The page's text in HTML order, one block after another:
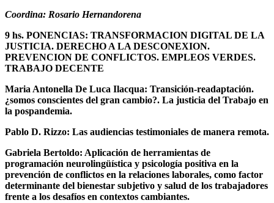
Coordina: Rosario Hernandorena
9 hs. PONENCIAS: TRANSFORMACION DIGITAL DE LA
JUSTICIA. DERECHO A LA DESCONEXION.
PREVENCION DE CONFLICTOS. EMPLEOS VERDES.
TRABAJO DECENTE
Maria Antonella De Luca Ilacqua: Transición-readaptación.
¿somos conscientes del gran cambio?. La justicia del Trabajo en
la pospandemia.
Pablo D. Rizzo: Las audiencias testimoniales de manera remota.
Gabriela Bertoldo: Aplicación de herramientas de
programación neurolingüística y psicología positiva en la
prevención de conflictos en la relaciones laborales, como factor
determinante del bienestar subjetivo y salud de los trabajadores
frente a los desafíos en contextos cambiantes.